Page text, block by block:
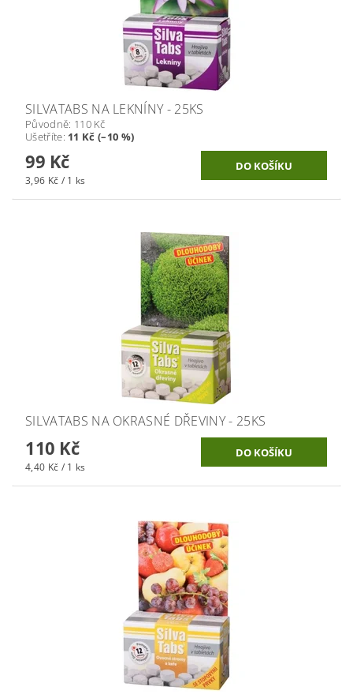
SILVATABS NA LEKNÍNY - 25KS
Původně: 110 Kč
Ušetříte: 11 Kč (–10 %)
99 Kč
3,96 Kč / 1 ks
SILVATABS NA OKRASNÉ DŘEVINY - 25KS
110 Kč
4,40 Kč / 1 ks